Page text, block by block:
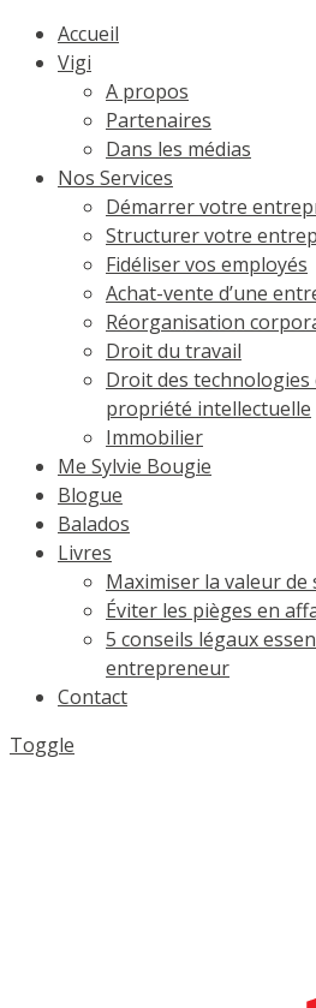
Accueil
Vigi
A propos
Partenaires
Dans les médias
Nos Services
Démarrer votre
Structurer votre
Fidéliser vos employés
Achat-vente d’une
Réorganisation
Droit du travail
Droit des
propriété intellectuelle
Immobilier
Me Sylvie Bougie
Blogue
Balados
Livres
Maximiser la valeur
Éviter les pièges en
5 conseils légaux
entrepreneur
Contact
Toggle